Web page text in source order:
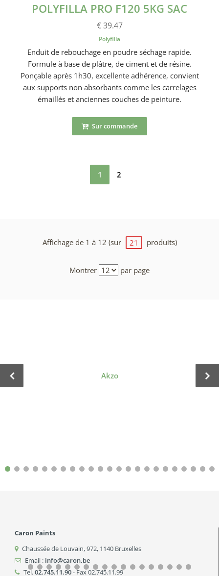
POLYFILLA PRO F120 5KG SAC
€ 39.47
Polyfilla
Enduit de rebouchage en poudre séchage rapide.
Formule à base de plâtre, de ciment et de résine.
Ponçable après 1h30, excellente adhérence, convient
aux supports non absorbants comme les carrelages
émaillés et anciennes couches de peinture.
Sur commande
1 2
Affichage de 1 à 12 (sur 21 produits)
Montrer par page
Akzo
Caron Paints
Chaussée de Louvain, 972, 1140 Bruxelles
Email : info@caron.be
Tel.02.745.11.90- Fax 02.745.11.99